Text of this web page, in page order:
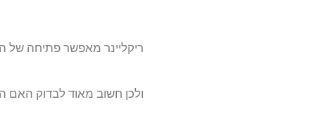
ריקליינר מאפשר פתיחה
ולכן חשוב מאוד לבדוק